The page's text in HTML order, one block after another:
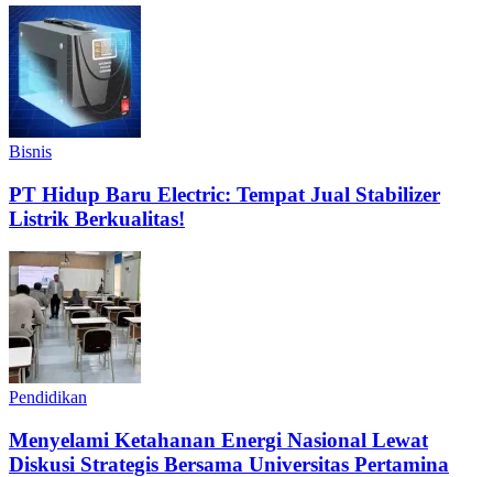
Bisnis
PT Hidup Baru Electric: Tempat Jual Stabilizer
Listrik Berkualitas!
Pendidikan
Menyelami Ketahanan Energi Nasional Lewat
Diskusi Strategis Bersama Universitas Pertamina